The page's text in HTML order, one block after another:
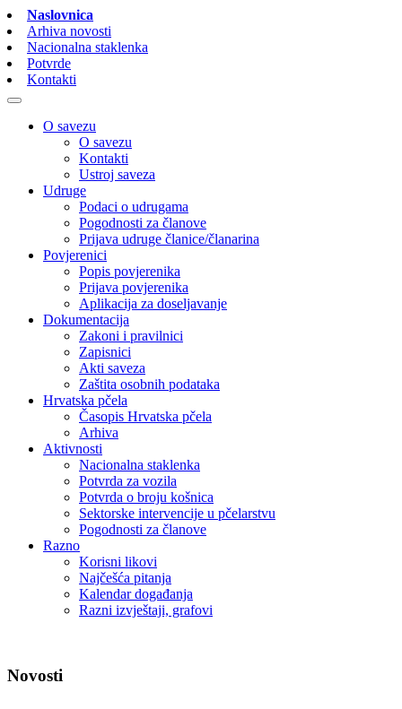
Naslovnica
Arhiva novosti
Nacionalna staklenka
Potvrde
Kontakti
O savezu
O savezu
Kontakti
Ustroj saveza
Udruge
Podaci o udrugama
Pogodnosti za članove
Prijava udruge članice/članarina
Povjerenici
Popis povjerenika
Prijava povjerenika
Aplikacija za doseljavanje
Dokumentacija
Zakoni i pravilnici
Zapisnici
Akti saveza
Zaštita osobnih podataka
Hrvatska pčela
Časopis Hrvatska pčela
Arhiva
Aktivnosti
Nacionalna staklenka
Potvrda za vozila
Potvrda o broju košnica
Sektorske intervencije u pčelarstvu
Pogodnosti za članove
Razno
Korisni likovi
Najčešća pitanja
Kalendar događanja
Razni izvještaji, grafovi
Novosti